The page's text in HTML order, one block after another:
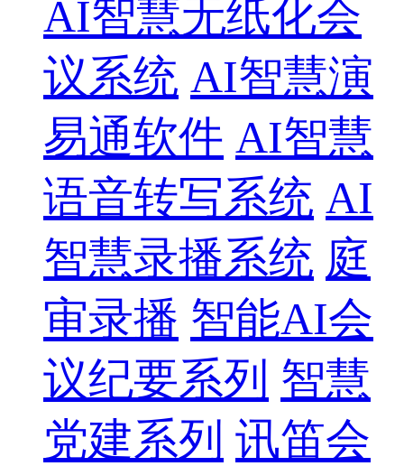
AI智慧无纸化会
议系统 AI智慧演
易通软件 AI智慧
语音转写系统 AI
智慧录播系统 庭
审录播 智能AI会
议纪要系列 智慧
党建系列 讯笛会